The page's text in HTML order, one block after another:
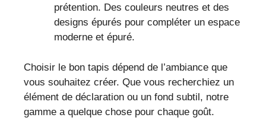
prétention. Des couleurs neutres et des
designs épurés pour compléter un espace
moderne et épuré.
Choisir le bon tapis dépend de l’ambiance que
vous souhaitez créer. Que vous recherchiez un
élément de déclaration ou un fond subtil, notre
gamme a quelque chose pour chaque goût.